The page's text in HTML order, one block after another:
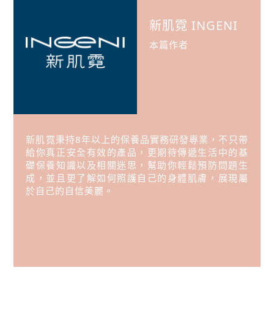
新肌霓 INGENI
本篇作者
新肌霓秉持8年以上的保養品實務研發專業，不只帶
給你真正安全有效的產品，更期待傳遞生活中的基
礎保養知識以及相關迷思，幫助你輕鬆預防問題生
成，並且更了解如何照護自己的身體肌膚，展現屬
於自己的自信美麗。